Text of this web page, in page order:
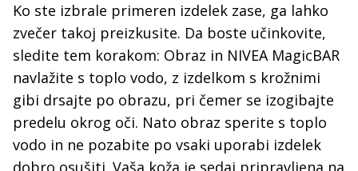
Ko ste izbrale primeren izdelek zase, ga lahko
zvečer takoj preizkusite. Da boste učinkovite,
sledite tem korakom: Obraz in NIVEA MagicBAR
navlažite s toplo vodo, z izdelkom s krožnimi
gibi drsajte po obrazu, pri čemer se izogibajte
predelu okrog oči. Nato obraz sperite s toplo
vodo in ne pozabite po vsaki uporabi izdelek
dobro osušiti. Vaša koža je sedaj pripravljena na